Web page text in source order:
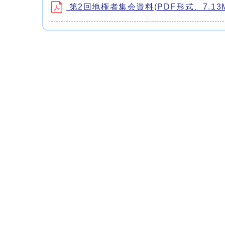
第2回地権者集会資料(PDF形式、